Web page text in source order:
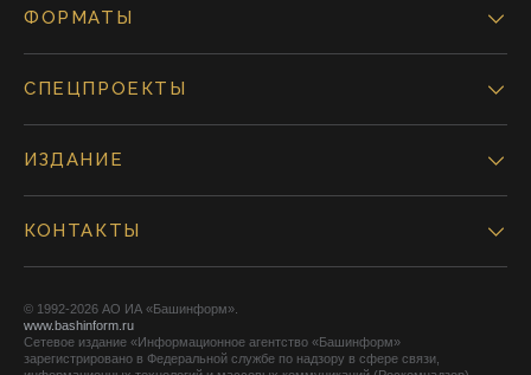
ФОРМАТЫ
СПЕЦПРОЕКТЫ
ИЗДАНИЕ
КОНТАКТЫ
© 1992-2026 АО ИА «Башинформ».
www.bashinform.ru
Сетевое издание «Информационное агентство «Башинформ»
зарегистрировано в Федеральной службе по надзору в сфере связи,